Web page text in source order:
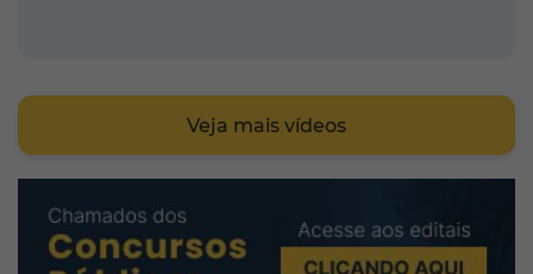
Veja mais vídeos